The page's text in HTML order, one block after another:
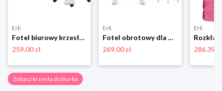
Erli
Fotel biurowy krzesło obrotowe dla dziecka różowe złota noga
259.00 zł
Erli
Fotel obrotowy dla dziecka młodzieży MARK ADLER biurowy różowy regulowany
269.00 zł
Erli
286.39 zł
Zobacz krzesła do biurka